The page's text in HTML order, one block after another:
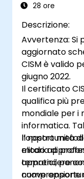
28 ore
Descrizione:
Avvertenza: Si
aggiornato
CISM è valido
giugno 2022.
Il certificato
qualifica più
mondiale per i
informatica.
l’opportunità
elitaria di
apprendere
nuove
Il nostro
modo
tematici,
comprensione